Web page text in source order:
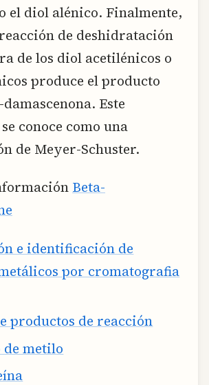
el diol alénico. Finalmente,
de deshidratación
de los diol acetilénicos o
produce el producto
Este
conoce como una
de Meyer-Schuster.
Beta-
e identificación de
por cromatografia
productos de reacción
metilo